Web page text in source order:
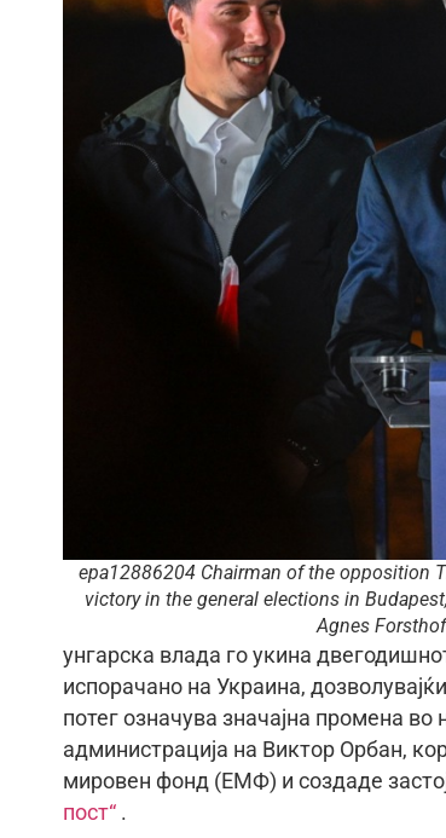
epa12886204 Chairman of the opposition
victory in the general elections in
Agnes
унгарска влада го укина
испорачано на Украина,
потег означува значајна промена
администрација на Виктор Орбан,
мировен фонд (ЕМФ) и создаде
пост“ .